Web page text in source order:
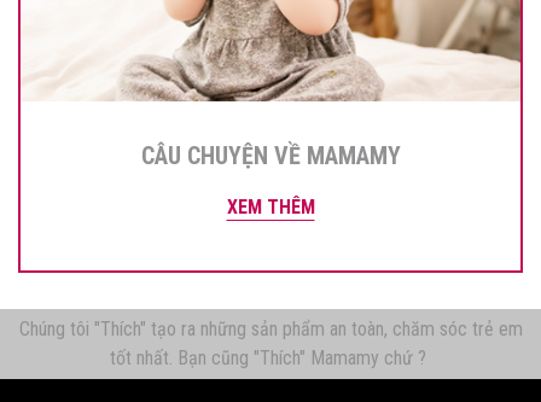
CÂU CHUYỆN VỀ MAMAMY
XEM THÊM
Chúng tôi "Thích" tạo ra những sản phẩm an toàn, chăm sóc trẻ em
tốt nhất. Bạn cũng "Thích" Mamamy chứ ?